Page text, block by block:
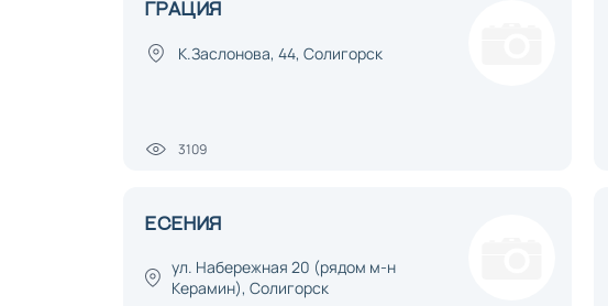
ГРАЦИЯ
К.Заслонова, 44, Солигорск
3109
ЕСЕНИЯ
ул. Набережная 20 (рядом м-н
Керамин), Солигорск